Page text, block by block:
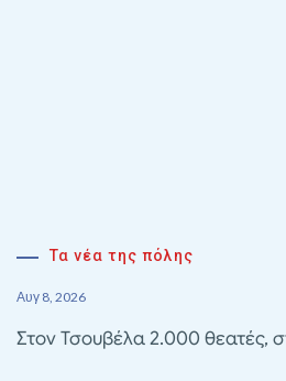
Τα νέα της πόλης
Αυγ 8, 2026
Στον Τσουβέλα 2.000 θεατές,